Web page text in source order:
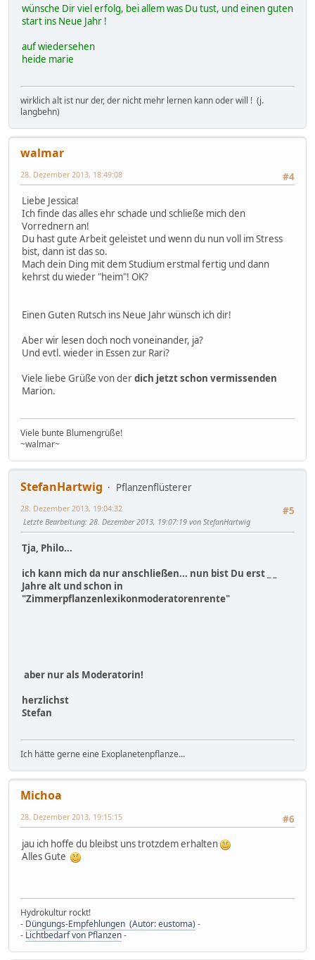
wünsche Dir viel erfolg, bei allem was Du tust, und einen guten
start ins Neue Jahr !
auf wiedersehen
heide marie
wirklich alt ist nur der, der nicht mehr lernen kann oder will ! (j.
langbehn)
walmar
#4
28. Dezember 2013, 18:49:08
Liebe Jessica!
Ich finde das alles ehr schade und schließe mich den
Vorrednern an!
Du hast gute Arbeit geleistet und wenn du nun voll im Stress
bist, dann ist das so.
Mach dein Ding mit dem Studium erstmal fertig und dann
kehrst du wieder "heim"! OK?
Einen Guten Rutsch ins Neue Jahr wünsch ich dir!
Aber wir lesen doch noch voneinander, ja?
Und evtl. wieder in Essen zur Rari?
Viele liebe Grüße von derdich jetzt schon vermissenden
Marion.
Viele bunte Blumengrüße!
~walmar~
StefanHartwig
Pflanzenflüsterer
#5
28. Dezember 2013, 19:04:32
Letzte Bearbeitung: 28. Dezember 2013, 19:07:19 von StefanHartwig
Tja, Philo...
ich kann mich da nur anschließen... nun bist Du erst _ _
Jahre alt und schon in
"Zimmerpflanzenlexikonmoderatorenrente"
aber nur als Moderatorin!
herzlichst
Stefan
Ich hätte gerne eine Exoplanetenpflanze...
Michoa
#6
28. Dezember 2013, 19:15:15
jau ich hoffe du bleibst uns trotzdem erhalten
Alles Gute
Hydrokultur rockt!
- Düngungs-Empfehlungen (Autor: eustoma) -
- Lichtbedarf von Pflanzen-